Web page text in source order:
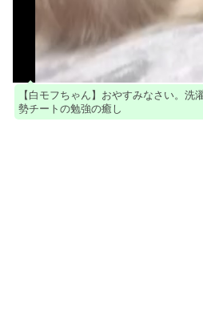
【白モフちゃん】おやすみなさい。洗
勢チートの勉強の癒し